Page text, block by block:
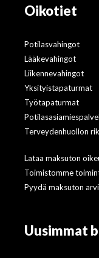
Oikotiet
Potilasvahingot
Lääkevahingot
Liikennevahingot
Yksityistapaturmat
Työtapaturmat
Terveydenhuollon
Lataa maksuton
Toimistomme
Pyydä maksuton
Uusimmat